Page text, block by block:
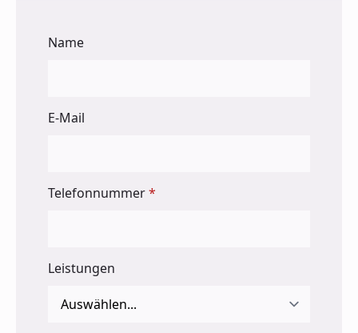
Name
E-Mail
Telefonnummer*
Leistungen